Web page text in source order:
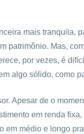
mais tranquila,
patrimônio. Mas,
por vezes, é
algo sólido, como
Apesar de o
em renda
em médio e longo